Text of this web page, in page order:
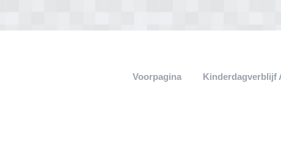
Voorpagina Kinderdagverblijf